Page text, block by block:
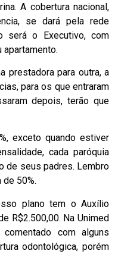
A cobertura nacional,
se dará pela rede
será o Executivo, com
prestadora para outra, a
para os que entraram
depois, terão que
exceto quando estiver
cada paróquia
de seus padres. Lembro
50%.
plano tem o Auxílio
R$2.500,00. Na Unimed
com alguns
odontológica, porém